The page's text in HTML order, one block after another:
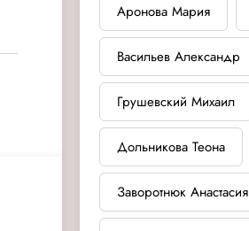
Аронова Мария
Васильев Александр
Грушевский Михаил
Дольникова Теона
Заворотнюк Анастасия